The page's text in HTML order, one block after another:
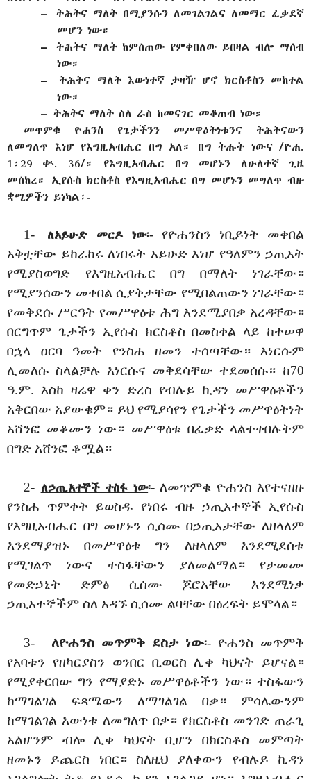
–
ትሕትና ማለት በሚያንሱን ለመገልገልና ለመማር ፈቃደኛ
መሆን ነው።
–
ትሕትና ማለት ከምሰጠው የምቀበለው ይበዛል ብሎ ማሰብ
ነው።
–
ትሕትና ማለት እውነተኛ ታዛዥ ሆኖ ክርስቶስን መከተል
ነው።
– ትሕትና ማለት ስለ ራስ ከመናገር መቆጠብ ነው።
መጥምቁ ዮሐንስ የጌታችንን መሥዋዕትነቱንና ትሕትናውን
ለመግለጥ እነሆ የእግዚአብሔር በግ አለ። በግ ትሑት ነውና /ዮሐ.
1፡29 ቊ. 36/። የእግዚአብሔር በግ መሆኑን ለሁለተኛ ጊዜ
መሰከረ። ኢየሱስ ክርስቶስ የእግዚአብሔር በግ መሆኑን መግለጥ ብዙ
ቋሚዎችን ይነካል፡-
1- ለአይሁድ መርዶ ነው፡- የዮሐንስን ነቢይነት መቀበል
አቅቷቸው ይከራከሩ ለነበሩት አይሁድ እነሆ የዓለምን ኃጢአት
የሚያስወግድ የእግዚአብሔር በግ በማለት ነገራቸው።
የሚያንሰውን መቀበል ሲያቅታቸው የሚበልጠውን ነገራቸው።
የመቅደሱ ሥርዓት የመሥዋዕቱ ሕግ እንደሚያበቃ አረዳቸው።
በርግጥም ጌታችን ኢየሱስ ክርስቶስ በመስቀል ላይ ከተሠዋ
በኋላ ዐርባ ዓመት የንስሐ ዘመን ተሰጣቸው። እነርሱም
ሊመለሱ ስላልቻሉ እነርሱና መቅደሳቸው ተደመሰሱ። ከ70
ዓ.ም. እስከ ዛሬዋ ቀን ድረስ የብሉይ ኪዳን መሥዋዕቶችን
አቅርበው አያውቁም። ይህ የሚያሳየን የጌታችን መሥዋዕትነት
አሸንፎ መቆሙን ነው። መሥዋዕቱ በፈቃድ ላልተቀበሉትም
በግድ አሸንፎ ቆሟል።
2- ለኃጢአተኞች ተስፋ ነው፡- ለመጥምቁ ዮሐንስ እየተናዘዙ
የንስሐ ጥምቀት ይወስዱ የነበሩ ብዙ ኃጢአተኞች ኢየሱስ
የእግዚአብሔር በግ መሆኑን ሲሰሙ በኃጢአታቸው ለዘላለም
እንደማያዝኑ በመሥዋዕቱ ግን ለዘላለም እንደሚደሰቱ
የሚገልጥ ነውና ተስፋቸውን ያለመልማል። የታመሙ
የመድኃኒት ድምፅ ሲሰሙ ጆሮአቸው እንደሚነቃ
ኃጢአተኞችም ስለ አዳኙ ሲሰሙ ልባቸው በዕረፍት ይሞላል።
3- ለዮሐንስ መጥምቅ ደስታ ነው፡- ዮሐንስ መጥምቅ
የአባቱን የዘካርያስን ወንበር ቢወርስ ሊቀ ካህናት ይሆናል።
የሚያቀርበው ግን የማያድኑ መሥዋዕቶችን ነው። ተስፋውን
ከማገልገል ፍጻሜውን ለማገልገል በቃ። ምሳሌውንም
ከማገልገል እውነቱ ለመግለጥ በቃ። የክርስቶስ መንገድ ጠራጊ
አልሆንም ብሎ ሊቀ ካህናት ቢሆን በክርስቶስ መምጣት
ዘመኑን ይጨርስ ነበር። ስለዚህ ያለቀውን የብሉይ ኪዳን